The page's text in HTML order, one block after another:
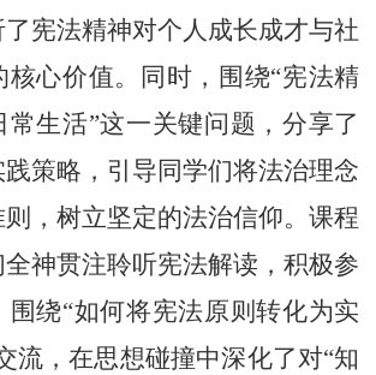
宪法精神对个人成长成才与社
核心价值。同时，围绕“宪法精
生活”这一关键问题，分享了
策略，引导同学们将法治理念
，树立坚定的法治信仰。课程
神贯注聆听宪法解读，积极参
围绕“如何将宪法原则转化为实
流，在思想碰撞中深化了对“知